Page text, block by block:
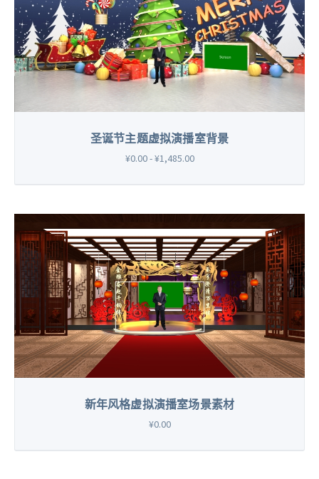
圣诞节主题虚拟演播室背景
¥0.00 - ¥1,485.00
新年风格虚拟演播室场景素材
¥0.00